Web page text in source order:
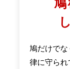
鳩
鳩だけで
律に守ら